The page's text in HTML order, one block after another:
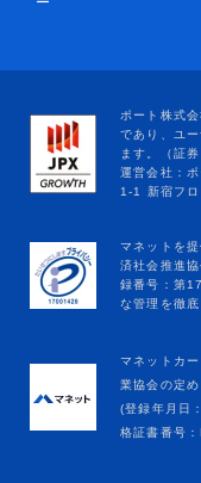
マネットカ
業協会の定
(登録年月日
格証書番号